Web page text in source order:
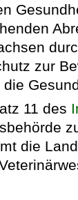
zur
11 des
die